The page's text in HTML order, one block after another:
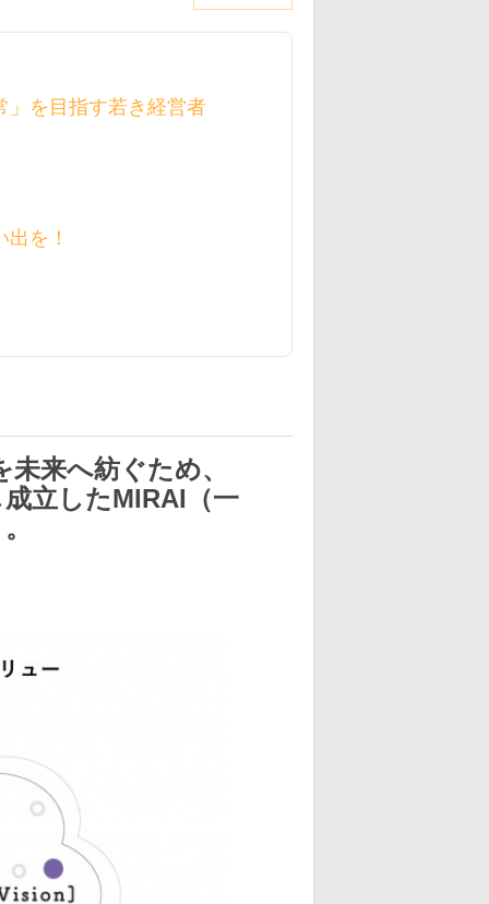
」を目指す若き経営者
を！
未来へ紡ぐため、
立したMIRAI（一